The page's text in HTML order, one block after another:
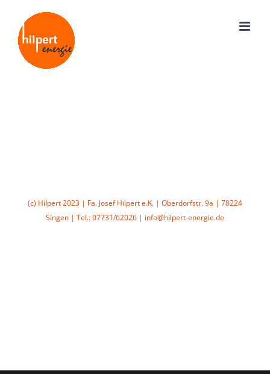
Inhalt
springen
(c) Hilpert 2023 | Fa. Josef Hilpert e.K. | Oberdorfstr. 9a | 78224
Singen | Tel.: 07731/62026 | info@hilpert-energie.de